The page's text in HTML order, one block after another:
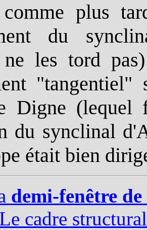
comme plus
du
ne les tord
Digne (lequel
du synclinal
était bien
demi-fenêtre
Le cadre